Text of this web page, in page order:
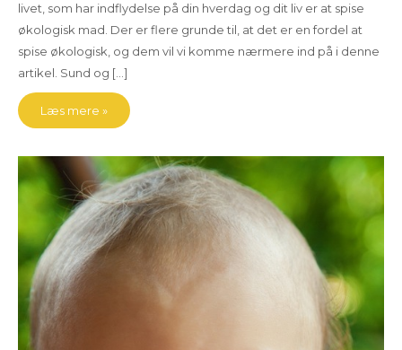
livet, som har indflydelse på din hverdag og dit liv er at spise
økologisk mad. Der er flere grunde til, at det er en fordel at
spise økologisk, og dem vil vi komme nærmere ind på i denne
artikel. Sund og […]
Læs mere »